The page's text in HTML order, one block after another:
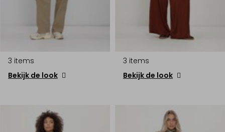
3 items
Bekijk de look
3 items
Bekijk de look